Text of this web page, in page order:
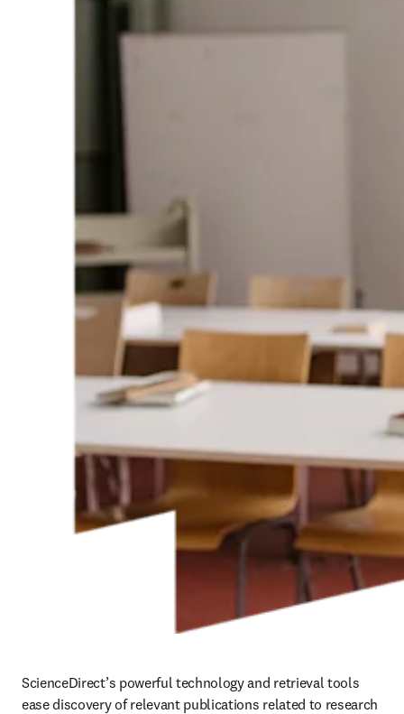
ScienceDirect’s powerful technology and retrieval tools
ease discovery of relevant publications related to research